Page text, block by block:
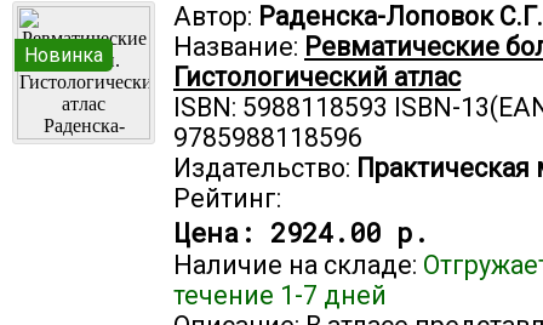
Новинка
Автор: Раденска-Лоповок С.Г.
Название: Ревматические
Гистологический атлас
ISBN: 5988118593 ISBN-
9785988118596
Издательство:
Рейтинг:
Цена: 2924.00 р.
Наличие на складе:
течение 1-7 дней